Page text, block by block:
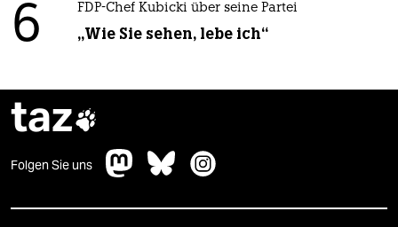
6 FDP-Chef Kubicki über seine Partei
„Wie Sie sehen, lebe ich“
taz
Folgen Sie uns